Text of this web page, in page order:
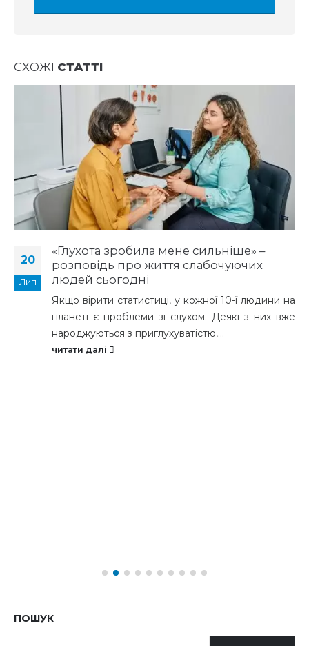
СХОЖІ СТАТТІ
20
Лип
«Глухота зробила мене сильніше» –
розповідь про життя слабочуючих
людей сьогодні
Якщо вірити статистиці, у кожної 10-ї людини на
планеті є проблеми зі слухом. Деякі з них вже
народжуються з приглухуватістю,...
читати далі
ПОШУК